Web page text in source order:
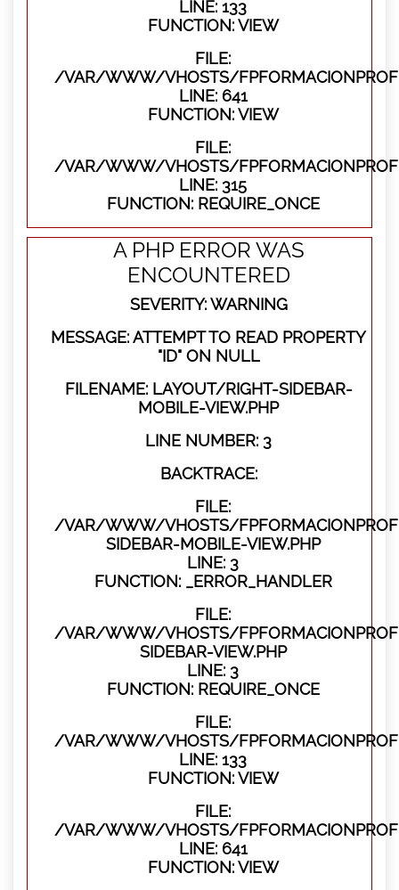
LINE: 133
FUNCTION: VIEW
FILE:
/VAR/WWW/VHOSTS/
LINE: 641
FUNCTION: VIEW
FILE:
/VAR/WWW/VHOSTS/
LINE: 315
FUNCTION: REQUIRE_ONCE
A PHP ERROR WAS
ENCOUNTERED
SEVERITY: WARNING
MESSAGE: ATTEMPT TO READ PROPERTY
"ID" ON NULL
FILENAME: LAYOUT/RIGHT-SIDEBAR-
MOBILE-VIEW.PHP
LINE NUMBER: 3
BACKTRACE:
FILE:
/VAR/WWW/VHOSTS/
SIDEBAR-MOBILE-VIEW.PHP
LINE: 3
FUNCTION: _ERROR_HANDLER
FILE:
/VAR/WWW/VHOSTS/
SIDEBAR-VIEW.PHP
LINE: 3
FUNCTION: REQUIRE_ONCE
FILE:
/VAR/WWW/VHOSTS/
LINE: 133
FUNCTION: VIEW
FILE:
/VAR/WWW/VHOSTS/
LINE: 641
FUNCTION: VIEW